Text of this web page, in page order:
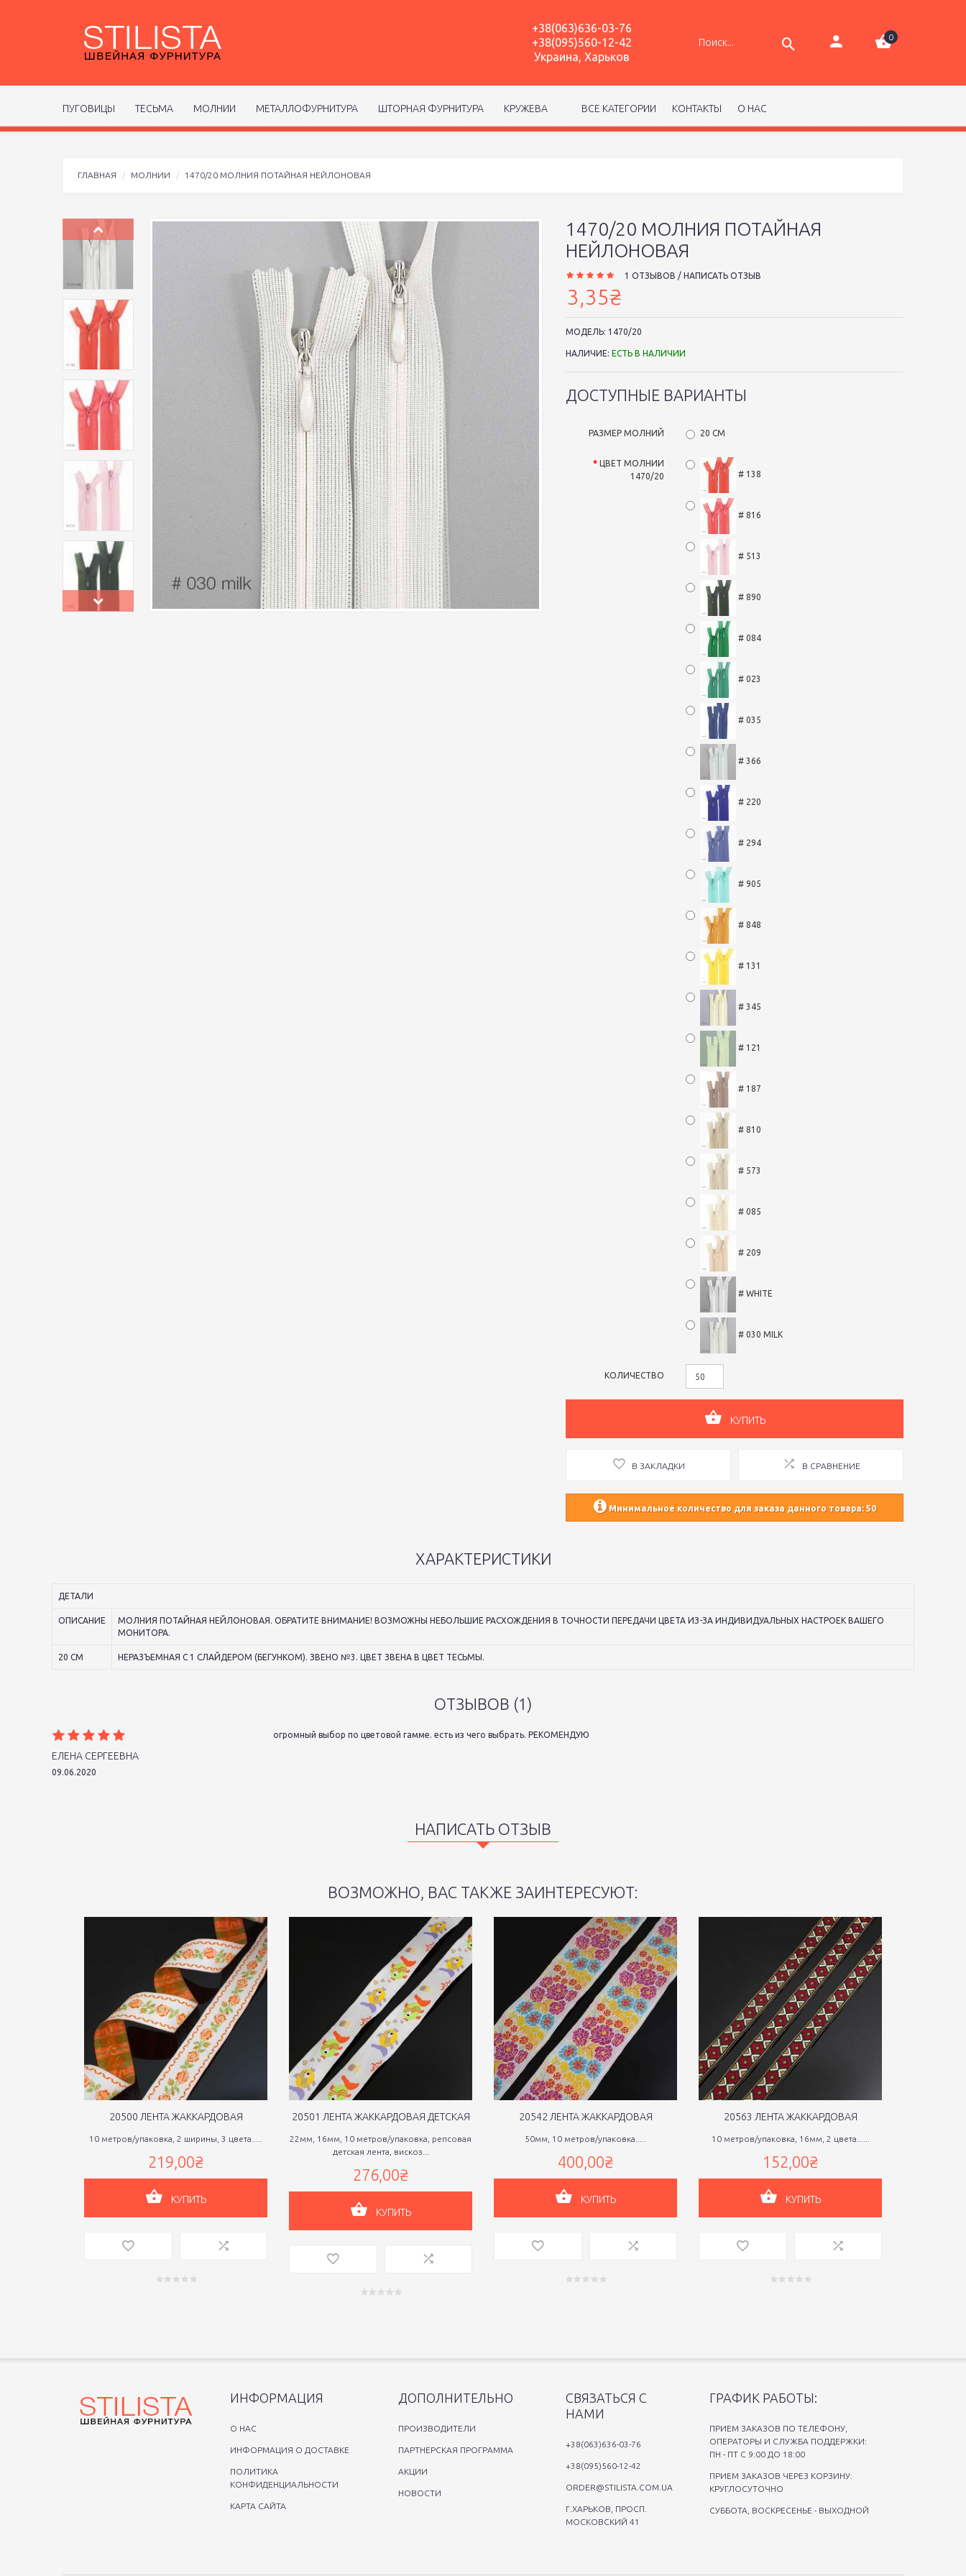
+38(063)636-03-76
+38(095)560-12-42
Украина, Харьков
0
ПУГОВИЦЫ ТЕСЬМА МОЛНИИ МЕТАЛЛОФУРНИТУРА ШТОРНАЯ ФУРНИТУРА КРУЖЕВА ВСЕ КАТЕГОРИИ КОНТАКТЫ О НАС
ГЛАВНАЯ МОЛНИИ 1470/20 МОЛНИЯ ПОТАЙНАЯ НЕЙЛОНОВАЯ
1470/20 МОЛНИЯ ПОТАЙНАЯ
НЕЙЛОНОВАЯ
1 ОТЗЫВОВ / НАПИСАТЬ ОТЗЫВ
3,35₴
МОДЕЛЬ: 1470/20
НАЛИЧИЕ: ЕСТЬ В НАЛИЧИИ
ДОСТУПНЫЕ ВАРИАНТЫ
РАЗМЕР МОЛНИЙ 20 СМ
ЦВЕТ МОЛНИИ
1470/20
# 138
# 816
# 513
# 890
# 084
# 023
# 035
# 366
# 220
# 294
# 905
# 848
# 131
# 345
# 121
# 187
# 810
# 573
# 085
# 209
# WHITE
# 030 MILK
КОЛИЧЕСТВО
КУПИТЬ
В ЗАКЛАДКИ В СРАВНЕНИЕ
Минимальное количество для заказа данного товара: 50
ХАРАКТЕРИСТИКИ
ДЕТАЛИ
ОПИСАНИЕ
МОЛНИЯ ПОТАЙНАЯ НЕЙЛОНОВАЯ. ОБРАТИТЕ ВНИМАНИЕ! ВОЗМОЖНЫ НЕБОЛЬШИЕ РАСХОЖДЕНИЯ В ТОЧНОСТИ ПЕРЕДАЧИ ЦВЕТА ИЗ-ЗА ИНДИВИДУАЛЬНЫХ НАСТРОЕК ВАШЕГО
МОНИТОРА.
20 СМ НЕРАЗЪЕМНАЯ С 1 СЛАЙДЕРОМ (БЕГУНКОМ). ЗВЕНО №3. ЦВЕТ ЗВЕНА В ЦВЕТ ТЕСЬМЫ.
ОТЗЫВОВ (1)
ЕЛЕНА СЕРГЕЕВНА
09.06.2020
огромный выбор по цветовой гамме. есть из чего выбрать. РЕКОМЕНДУЮ
НАПИСАТЬ ОТЗЫВ
ВОЗМОЖНО, ВАС ТАКЖЕ ЗАИНТЕРЕСУЮТ:
20500 ЛЕНТА ЖАККАРДОВАЯ
10 метров/упаковка, 2 ширины, 3 цвета.....
219,00₴
КУПИТЬ
20501 ЛЕНТА ЖАККАРДОВАЯ ДЕТСКАЯ
22мм, 16мм, 10 метров/упаковка, репсовая
детская лента, вискоз...
276,00₴
КУПИТЬ
20542 ЛЕНТА ЖАККАРДОВАЯ
50мм, 10 метров/упаковка.....
400,00₴
КУПИТЬ
20563 ЛЕНТА ЖАККАРДОВАЯ
10 метров/упаковка, 16мм, 2 цвета......
152,00₴
КУПИТЬ
ИНФОРМАЦИЯ
O НАС
ИНФОРМАЦИЯ О ДОСТАВКЕ
ПОЛИТИКА
КОНФИДЕНЦИАЛЬНОСТИ
КАРТА САЙТА
ДОПОЛНИТЕЛЬНО
ПРОИЗВОДИТЕЛИ
ПАРТНЕРСКАЯ ПРОГРАММА
АКЦИИ
НОВОСТИ
СВЯЗАТЬСЯ С
НАМИ
+38(063)636-03-76
+38(095)560-12-42
ORDER@STILISTA.COM.UA
Г.ХАРЬКОВ, ПРОСП.
МОСКОВСКИЙ 41
ГРАФИК РАБОТЫ:
ПРИЕМ ЗАКАЗОВ ПО ТЕЛЕФОНУ,
ОПЕРАТОРЫ И СЛУЖБА ПОДДЕРЖКИ:
ПН - ПТ С 9:00 ДО 18:00
ПРИЕМ ЗАКАЗОВ ЧЕРЕЗ КОРЗИНУ:
КРУГЛОСУТОЧНО
СУББОТА, ВОСКРЕСЕНЬЕ - ВЫХОДНОЙ